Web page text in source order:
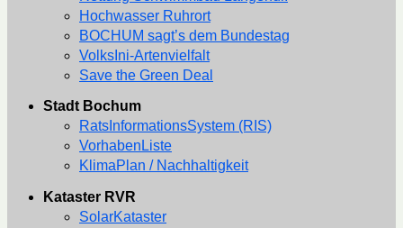
Hochwasser Ruhrort
BOCHUM sagt’s dem Bundestag
VolksIni-Artenvielfalt
Save the Green Deal
Stadt Bochum
RatsInformationsSystem (RIS)
VorhabenListe
KlimaPlan / Nachhaltigkeit
Kataster RVR
SolarKataster